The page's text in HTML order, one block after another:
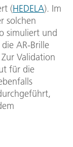
(HEDELA). Im
solchen
simuliert und
AR-Brille
Validation
für die